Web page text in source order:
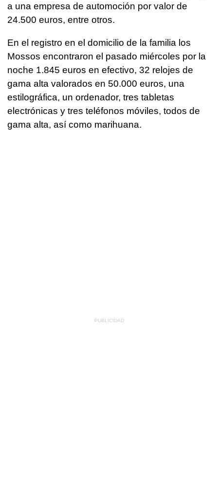
a una empresa de automoción por valor de
24.500 euros, entre otros.
En el registro en el domicilio de la familia los
Mossos encontraron el pasado miércoles por la
noche 1.845 euros en efectivo, 32 relojes de
gama alta valorados en 50.000 euros, una
estilográfica, un ordenador, tres tabletas
electrónicas y tres teléfonos móviles, todos de
gama alta, así como marihuana.